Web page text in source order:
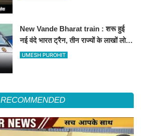
New Vande Bharat train : शरू हुई
नई वंदे भारत ट्रैन, तीन राज्यों के लाखों लोगों
का सफर होगा आसान, देखें पूरा रूटमैप
UMESH PUROHIT
RECOMMENDED